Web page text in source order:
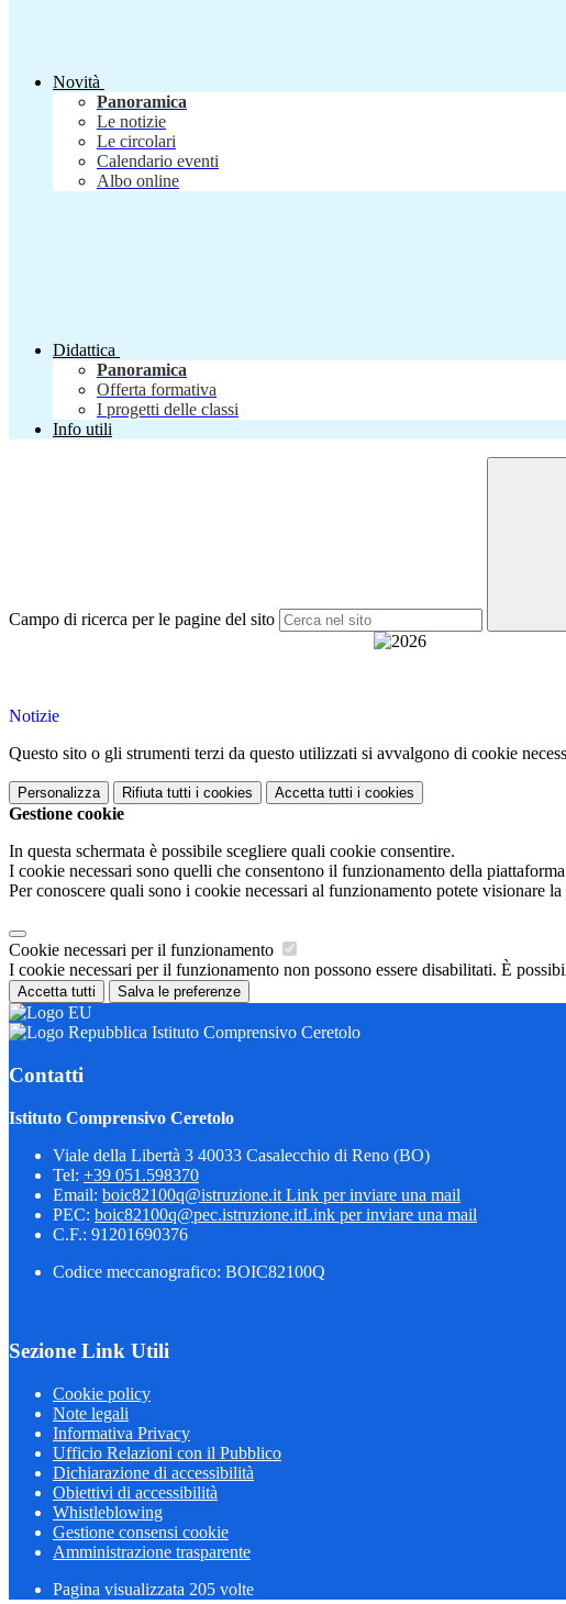
Novità
Panoramica
Le notizie
Le circolari
Calendario eventi
Albo online
Didattica
Panoramica
Offerta formativa
I progetti delle classi
Info utili
Campo di ricerca per le pagine del sito
Notizie
Questo sito o gli strumenti terzi da questo utilizzati si avvalgono di cookie
Personalizza Rifiuta tutti i cookies Accetta tutti i cookies
Gestione cookie
In questa schermata è possibile scegliere quali cookie consentire.
I cookie necessari sono quelli che consentono il funzionamento della
Per conoscere quali sono i cookie necessari al funzionamento potete visionare la
Cookie necessari per il funzionamento
I cookie necessari per il funzionamento non possono essere disabilitati. È
Accetta tutti Salva le preferenze
Istituto Comprensivo Ceretolo
Contatti
Istituto Comprensivo Ceretolo
Viale della Libertà 3 40033 Casalecchio di Reno (BO)
Tel: +39 051.598370
Email: boic82100q@istruzione.it Link per inviare una mail
PEC: boic82100q@pec.istruzione.itLink per inviare una mail
C.F.: 91201690376
Codice meccanografico: BOIC82100Q
Sezione Link Utili
Cookie policy
Note legali
Informativa Privacy
Ufficio Relazioni con il Pubblico
Dichiarazione di accessibilità
Obiettivi di accessibilità
Whistleblowing
Gestione consensi cookie
Amministrazione trasparente
Pagina visualizzata 205 volte